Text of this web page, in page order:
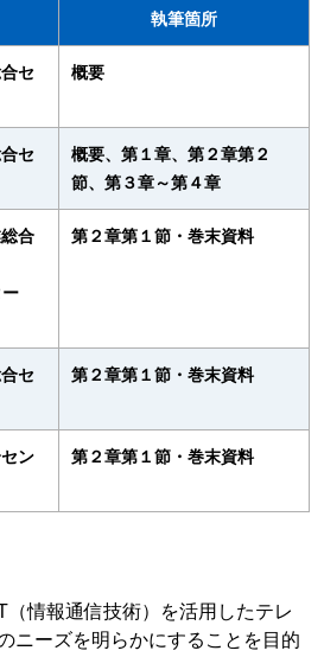
執筆箇所
セ
概要
セ
概要、第１章、第２章第２
節、第３章～第４章
合
ー
第２章第１節・巻末資料
セ
第２章第１節・巻末資料
ン
第２章第１節・巻末資料
情報通信技術）を活用したテレ
ニーズを明らかにすることを目的